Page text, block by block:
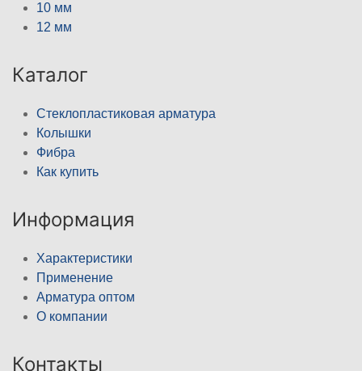
10 мм
12 мм
Каталог
Стеклопластиковая арматура
Колышки
Фибра
Как купить
Информация
Характеристики
Применение
Арматура оптом
О компании
Контакты